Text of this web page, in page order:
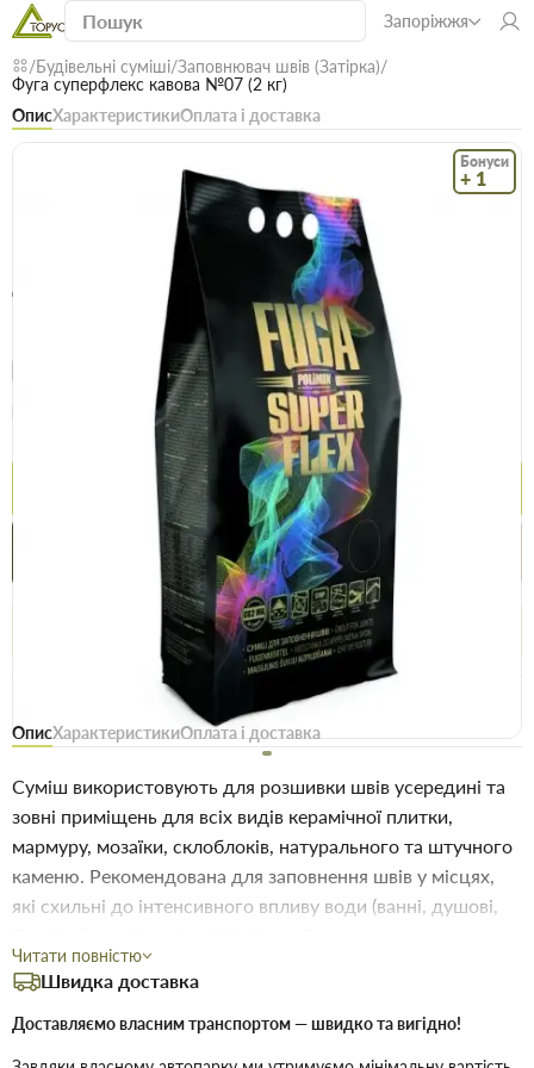
Запоріжжя
Будівельні суміші Заповнювач швів (Затірка)
Фуга суперфлекс кавова №07 (2 кг)
ОписХарактеристикиОплата і доставка
Бонуси
+ 1
Фуга суперфлекс кавова №07 (2 кг)
Безкоштовна доставка! Від 15000 грн єВідновлення Доставка НП
Опт
149.6 грн
Купити
Знайшли
дешевше
Акції
Безоплатне повернення товару 14 днів, для власників
дисконтів - 30 днів
ОписХарактеристикиОплата і доставка
Суміш використовують для розшивки швів усередині та
зовні приміщень для всіх видів керамічної плитки,
мармуру, мозаїки, склоблоків, натурального та штучного
каменю. Рекомендована для заповнення швів у місцях,
які схильні до інтенсивного впливу води (ванні, душові,
інших конструкціях, що піддаються деформації. Має
бактерицидний ефект. Колір в асортименті
Технічні характеристики
Читати повністю
Швидка доставка
Доставляємо власним транспортом — швидко та вигідно!